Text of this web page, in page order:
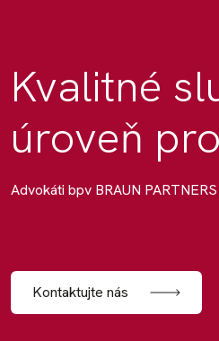
Kvalitné
úroveň
Advokáti bpv BRAUN
Kontaktujte nás